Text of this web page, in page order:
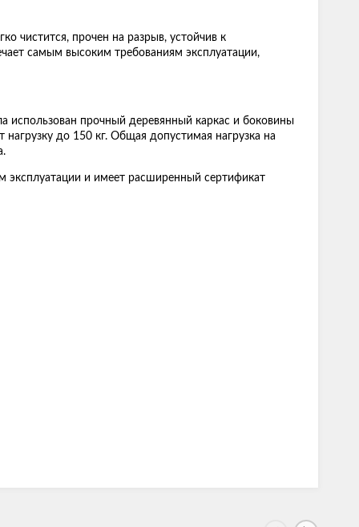
чистится, прочен на разрыв, устойчив к
самым высоким требованиям эксплуатации,
использован прочный деревянный каркас и боковины
до 150 кг. Общая допустимая нагрузка на
эксплуатации и имеет расширенный сертификат